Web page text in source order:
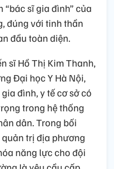
sĩ gia đình” của
đúng với tinh thần
đầu toàn diện.
sĩ Hồ Thị Kim Thanh,
Đại học Y Hà Nội,
đình, y tế cơ sở có
trong hệ thống
dân. Trong bối
trị địa phương
năng lực cho đội